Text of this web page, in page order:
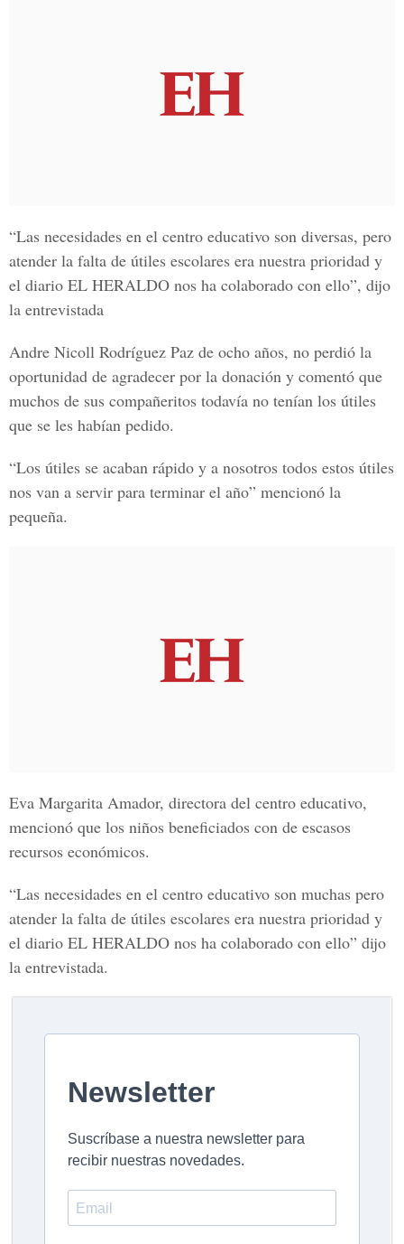
“Las necesidades en el centro educativo son diversas, pero
atender la falta de útiles escolares era nuestra prioridad y
el diario EL HERALDO nos ha colaborado con ello”, dijo
la entrevistada
Andre Nicoll Rodríguez Paz de ocho años, no perdió la
oportunidad de agradecer por la donación y comentó que
muchos de sus compañeritos todavía no tenían los útiles
que se les habían pedido.
“Los útiles se acaban rápido y a nosotros todos estos útiles
nos van a servir para terminar el año” mencionó la
pequeña.
Eva Margarita Amador, directora del centro educativo,
mencionó que los niños beneficiados con de escasos
recursos económicos.
“Las necesidades en el centro educativo son muchas pero
atender la falta de útiles escolares era nuestra prioridad y
el diario EL HERALDO nos ha colaborado con ello” dijo
la entrevistada.